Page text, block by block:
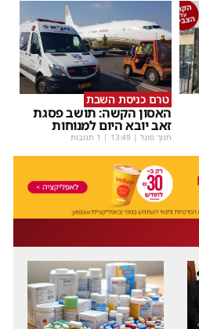
טרם כניסת השבת
האסון הקשה: תושב פסגת
זאב יובא היום למנוחות
חנוך פוגל |
13:49 | 1 תגובות